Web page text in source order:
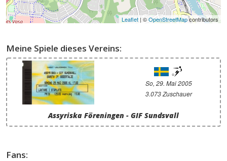
Leaflet | ©OpenStreetMapcontributors
Meine Spiele dieses Vereins:
So, 29. Mai 2005
3.073 Zuschauer
Assyriska Föreningen - GIF Sundsvall
Fans: